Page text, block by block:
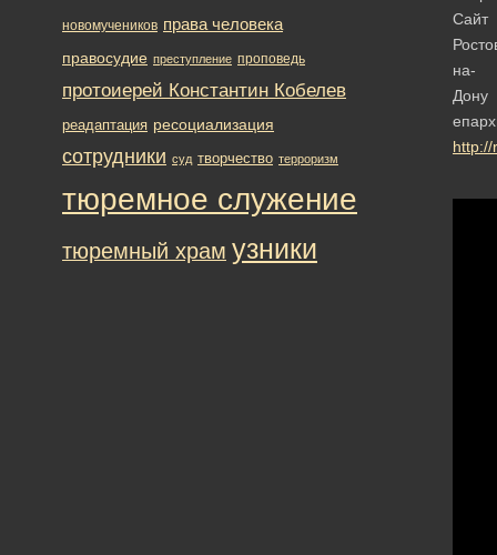
Сайт
на-
Дону
http://
новомучеников права человека
правосудие преступление проповедь
протоиерей Константин Кобелев
реадаптация ресоциализация
сотрудники суд творчество терроризм
тюремное служение
тюремный храм узники